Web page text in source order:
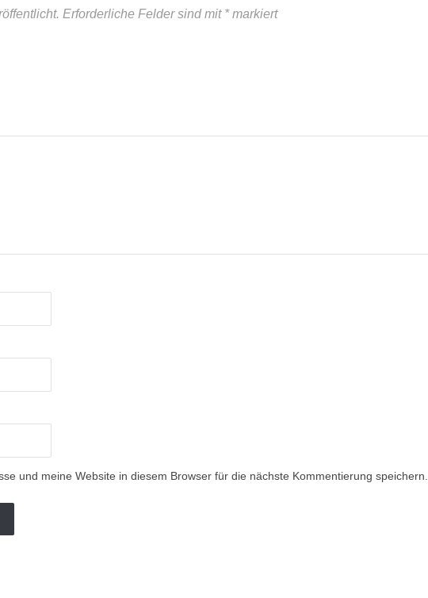
Erforderliche Felder sind mit *markiert
und meine Website in diesem Browser für die nächste Kommentierung speichern.